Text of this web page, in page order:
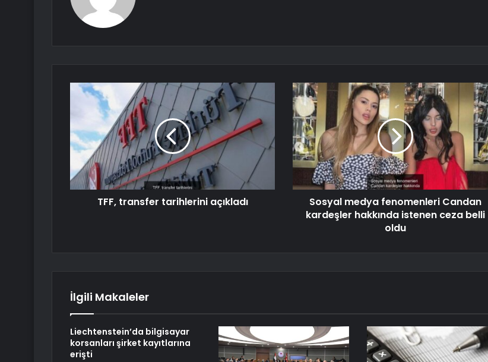
TFF, transfer tarihlerini açıkladı
Sosyal medya fenomenleri Candan
kardeşler hakkında istenen ceza belli
oldu
İlgili Makaleler
Liechtenstein’da bilgisayar
korsanları şirket kayıtlarına
erişti